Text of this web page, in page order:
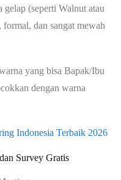
gelap (seperti Walnut atau
dan sangat mewah
yang bisa Bapak/Ibu
dengan warna
Indonesia Terbaik 2026
Survey Gratis